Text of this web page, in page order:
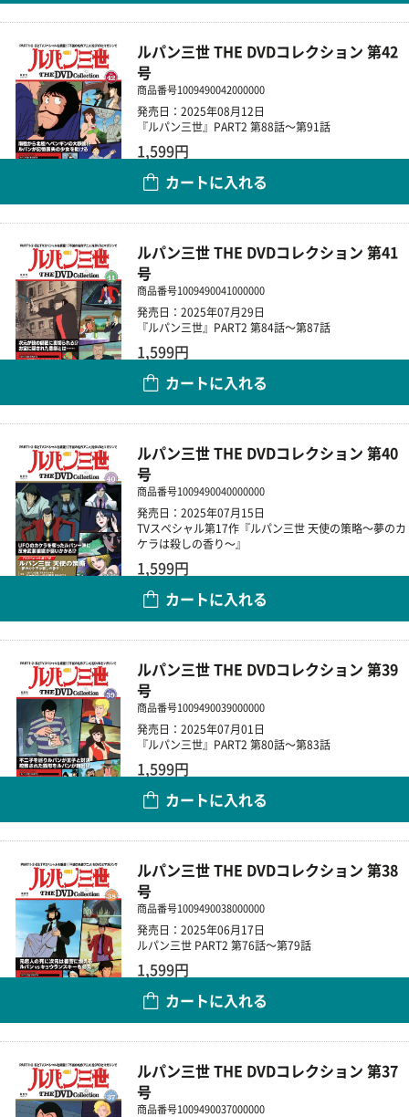
ルパン三世 THE DVDコレクション 第42
号
商品番号1009490042000000
発売日：2025年08月12日
『ルパン三世』PART2 第88話～第91話
1,599円
カートに入れる
ルパン三世 THE DVDコレクション 第41
号
商品番号1009490041000000
発売日：2025年07月29日
『ルパン三世』PART2 第84話～第87話
1,599円
カートに入れる
ルパン三世 THE DVDコレクション 第40
号
商品番号1009490040000000
発売日：2025年07月15日
TVスペシャル第17作『ルパン三世 天使の策略～夢のカ
ケラは殺しの香り～』
1,599円
カートに入れる
ルパン三世 THE DVDコレクション 第39
号
商品番号1009490039000000
発売日：2025年07月01日
『ルパン三世』PART2 第80話～第83話
1,599円
カートに入れる
ルパン三世 THE DVDコレクション 第38
号
商品番号1009490038000000
発売日：2025年06月17日
ルパン三世 PART2 第76話～第79話
1,599円
カートに入れる
ルパン三世 THE DVDコレクション 第37
号
商品番号1009490037000000